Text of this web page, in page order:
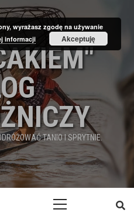
TANIO I SPRYTNIE.
wyrażasz zgodę na używanie
informacji Akceptuję